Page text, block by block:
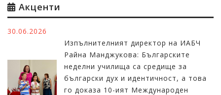
Акценти
30.06.2026
Изпълнителният директор на ИАБЧ
Райна Манджукова: Българските
неделни училища са средище за
български дух и идентичност, а това
го доказа 10-ият Международен